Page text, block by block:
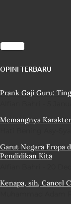
OPINI TERBARU
Prank Gaji Guru:
Memangnya
Garut Negara Eropa
Pendidikan Kita
Kenapa, sih, Cancel